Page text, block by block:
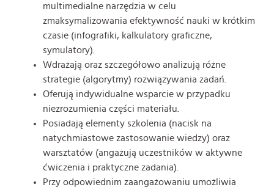
multimedialne narzędzia w celu
zmaksymalizowania efektywność nauki w krótkim
czasie (infografiki, kalkulatory graficzne,
symulatory).
Wdrażają oraz szczegółowo analizują różne
strategie (algorytmy) rozwiązywania zadań.
Oferują indywidualne wsparcie w przypadku
niezrozumienia części materiału.
Posiadają elementy szkolenia (nacisk na
natychmiastowe zastosowanie wiedzy) oraz
warsztatów (angażują uczestników w aktywne
ćwiczenia i praktyczne zadania).
Przy odpowiednim zaangażowaniu umożliwia